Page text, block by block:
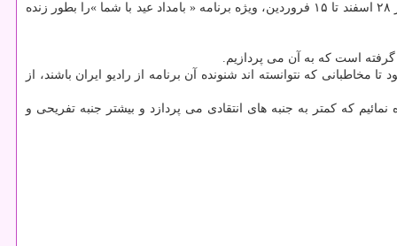
"صبح جمعه با شما" از ۲۸ اسفند تا ۱۵ فروردین، ویژه برنامه « بامداد عید با شما »را بطور زنده
گرفته است كه به آن می پردازیم.
كه نتوانسته اند شنونده آن برنامه از رادیو ایران باشند، از
كه كمتر به جنبه های انتقادی می پردازد و بیشتر جنبه تفریحی و